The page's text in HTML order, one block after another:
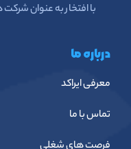
درباره ما
معرفی ایراکد
تماس با ما
با افتخار به عنوان